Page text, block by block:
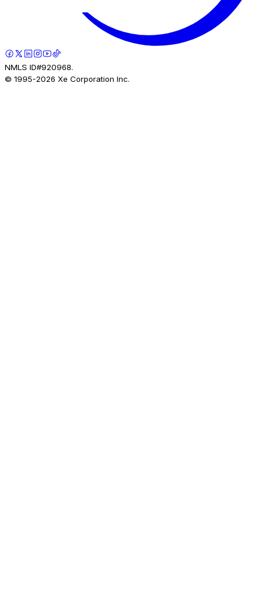
NMLS ID#920968.
© 1995-2026 Xe Corporation Inc.